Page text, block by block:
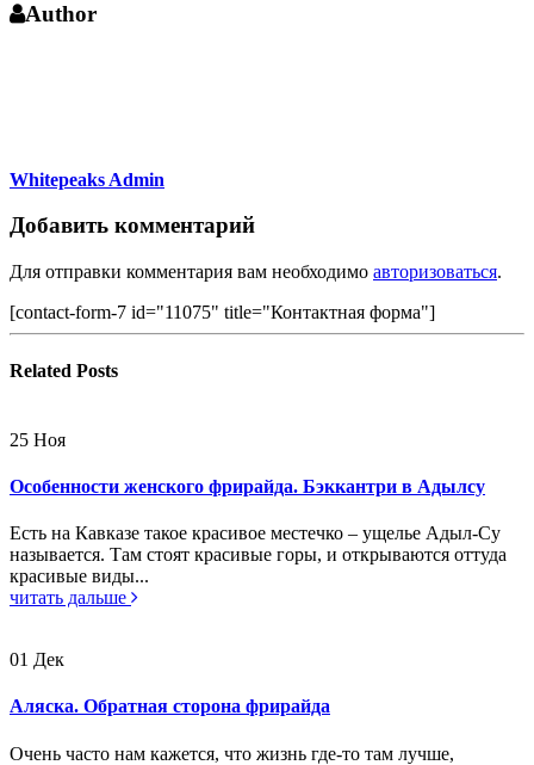
Author
Whitepeaks Admin
Добавить комментарий
Для отправки комментария вам необходимо авторизоваться.
[contact-form-7 id="11075" title="Контактная форма"]
Related Posts
25 Ноя
Особенности женского фрирайда. Бэккантри в Адылсу
Есть на Кавказе такое красивое местечко – ущелье Адыл-Су
называется. Там стоят красивые горы, и открываются оттуда
красивые виды...
читать дальше
01 Дек
Аляска. Обратная сторона фрирайда
Очень часто нам кажется, что жизнь где-то там лучше,